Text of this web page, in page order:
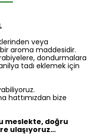
veya
aroma maddesidir.
dondurmalara
tadı eklemek için
hattımızdan bize
meslekte, doğru
ulaşıyoruz…